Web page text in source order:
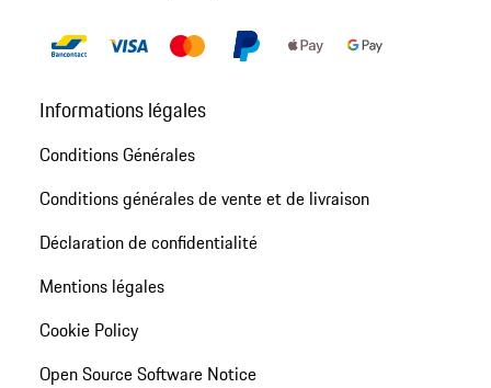
Informations légales
Conditions Générales
Conditions générales de vente et de livraison
Déclaration de confidentialité
Mentions légales
Cookie Policy
Open Source Software Notice